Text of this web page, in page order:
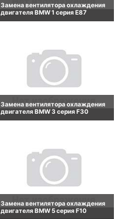
Замена вентилятора охлаждения
двигателя BMW 1 серия E87
Замена вентилятора охлаждения
двигателя BMW 3 серия F30
Замена вентилятора охлаждения
двигателя BMW 5 серия F10